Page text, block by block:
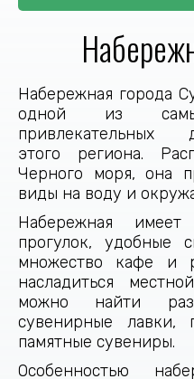
Набережная города
одной из
привлекательных
этого региона.
Черного моря, она
виды на воду и
Набережная
прогулок, удобные
множество кафе и
насладиться
можно найти
сувенирные лавки,
памятные сувениры.
Особенностью